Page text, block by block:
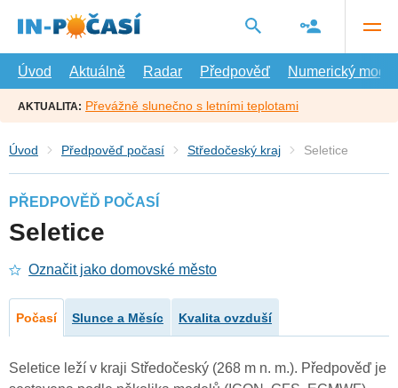
hlavní
Úvod
Aktuálně Radar Předpověď Numerický model
AKTUALITA: Převážně slunečno s letními teplotami
Úvod Předpověď počasí Středočeský kraj Seletice
PŘEDPOVĚĎ POČASÍ
Seletice
Označit jako domovské město
Počasí Slunce a Měsíc Kvalita ovzduší
Seletice leží v kraji Středočeský (268 m n. m.). Předpověď je